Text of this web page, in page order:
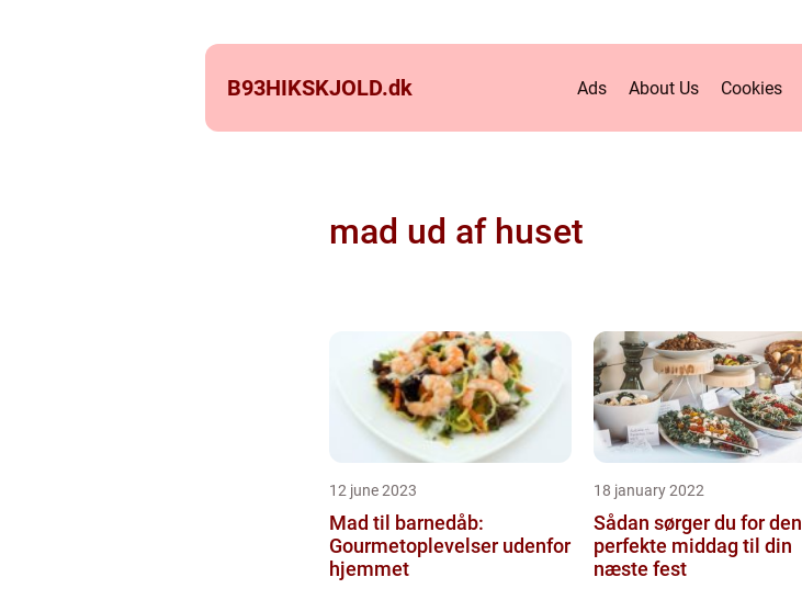
B93HIKSKJOLD.dk Ads About Us Cookies
mad ud af huset
12 june 2023
Mad til barnedåb:
Gourmetoplevelser udenfor
hjemmet
18 january 2022
Sådan sørger du for den
perfekte middag til din
næste fest